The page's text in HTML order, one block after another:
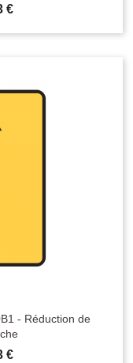
€
- Réduction de
€